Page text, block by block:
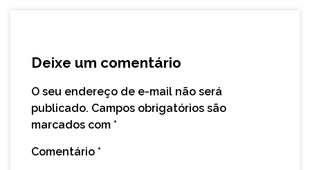
Deixe um comentário
O seu endereço de e-mail não será
publicado. Campos obrigatórios são
marcados com *
Comentário *